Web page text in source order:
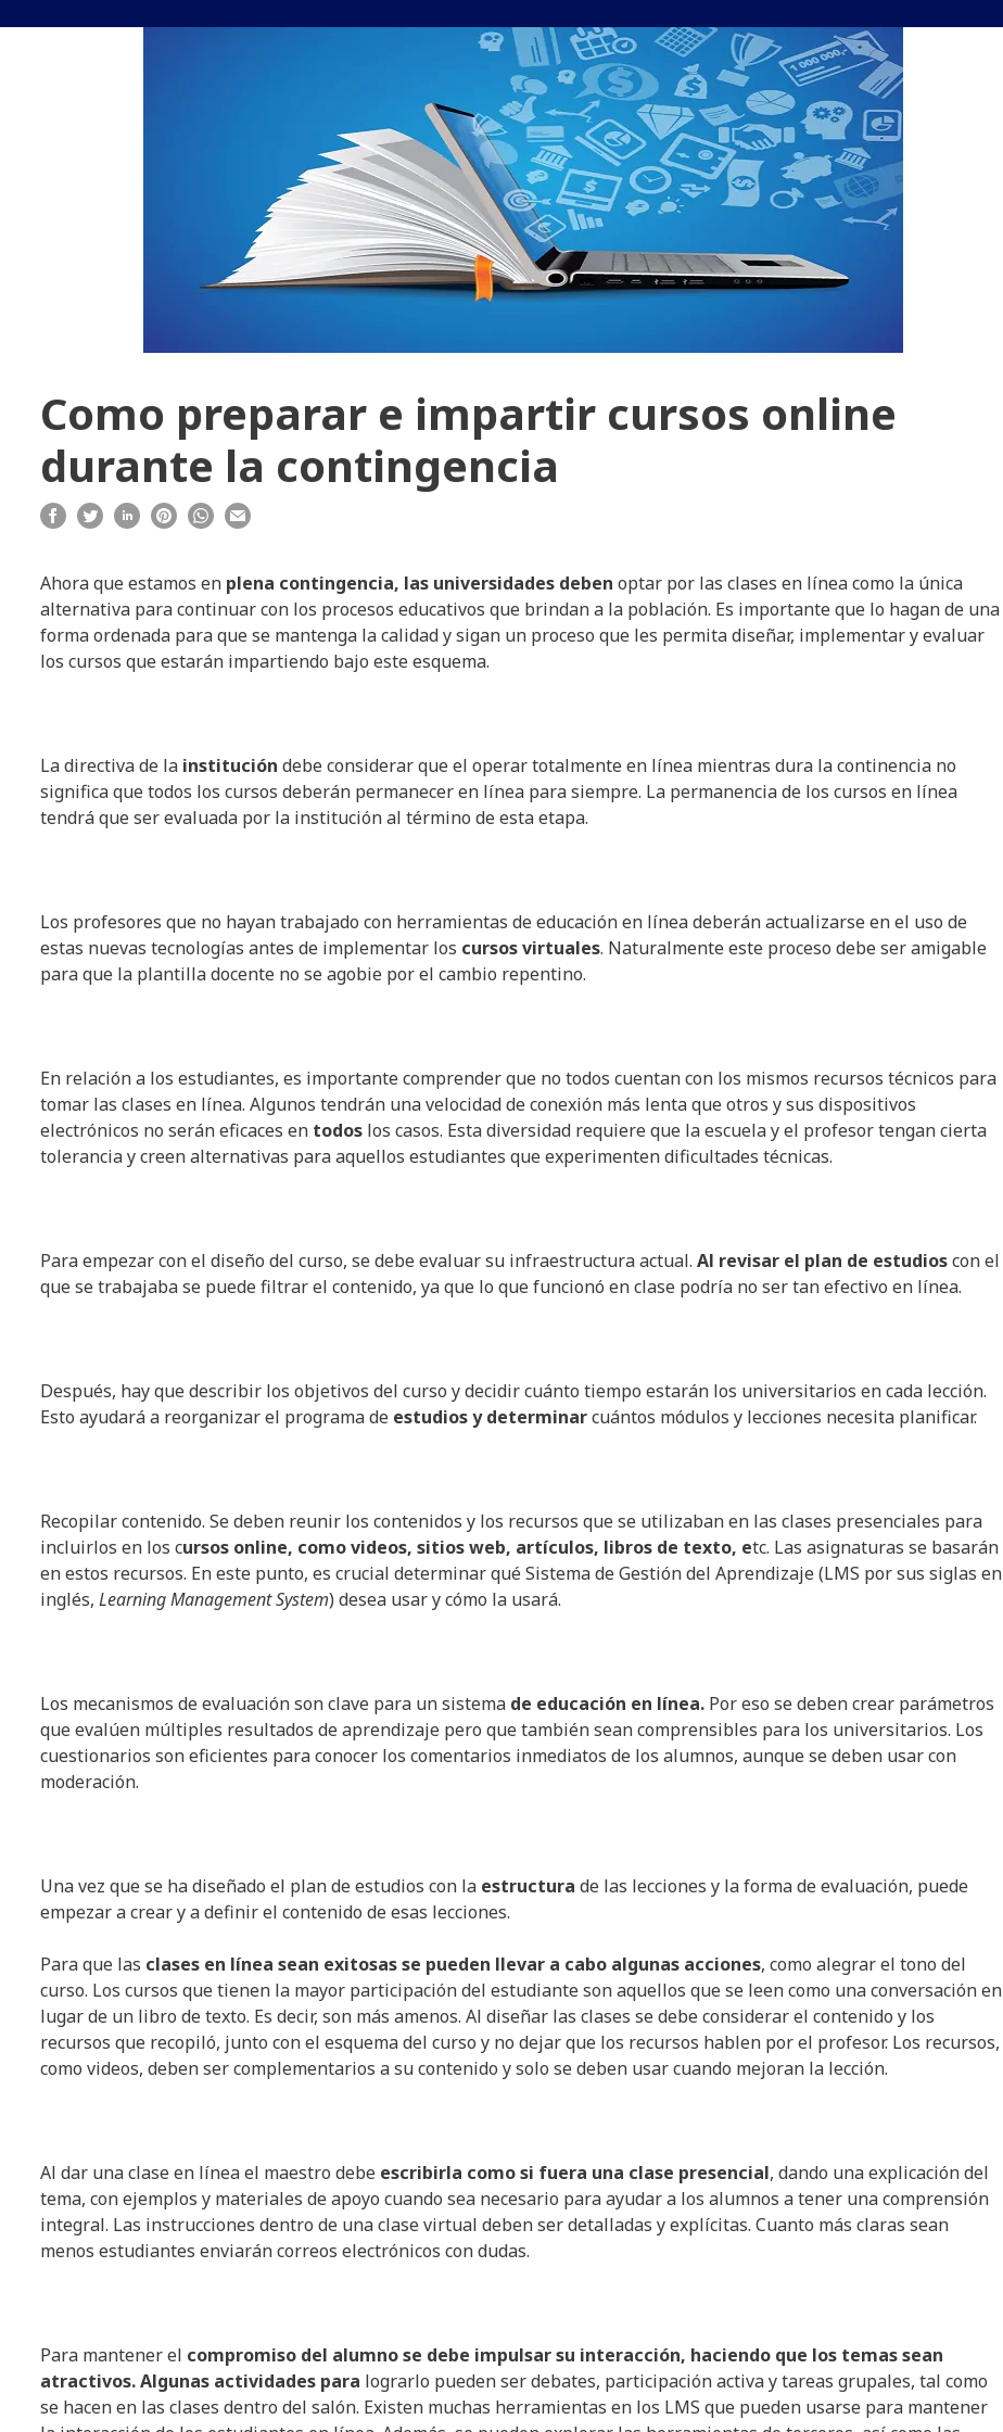
Como preparar e impartir cursos online
durante la contingencia
Ahora que estamos en plena contingencia, las universidades deben optar por las clases en línea como la única
alternativa para continuar con los procesos educativos que brindan a la población. Es importante que lo hagan de una
forma ordenada para que se mantenga la calidad y sigan un proceso que les permita diseñar, implementar y evaluar
los cursos que estarán impartiendo bajo este esquema.
La directiva de la institución debe considerar que el operar totalmente en línea mientras dura la continencia no
significa que todos los cursos deberán permanecer en línea para siempre. La permanencia de los cursos en línea
tendrá que ser evaluada por la institución al término de esta etapa.
Los profesores que no hayan trabajado con herramientas de educación en línea deberán actualizarse en el uso de
estas nuevas tecnologías antes de implementar los cursos virtuales. Naturalmente este proceso debe ser amigable
para que la plantilla docente no se agobie por el cambio repentino.
En relación a los estudiantes, es importante comprender que no todos cuentan con los mismos recursos técnicos para
tomar las clases en línea. Algunos tendrán una velocidad de conexión más lenta que otros y sus dispositivos
electrónicos no serán eficaces en todos los casos. Esta diversidad requiere que la escuela y el profesor tengan cierta
tolerancia y creen alternativas para aquellos estudiantes que experimenten dificultades técnicas.
Para empezar con el diseño del curso, se debe evaluar su infraestructura actual. Al revisar el plan de estudioscon el
que se trabajaba se puede filtrar el contenido, ya que lo que funcionó en clase podría no ser tan efectivo en línea.
Después, hay que describir los objetivos del curso y decidir cuánto tiempo estarán los universitarios en cada lección.
Esto ayudará a reorganizar el programa de estudios y determinarcuántos módulos y lecciones necesita planificar.
Recopilar contenido. Se deben reunir los contenidos y los recursos que se utilizaban en las clases presenciales para
incluirlos en los cursos online, como videos, sitios web, artículos, libros de texto, etc. Las asignaturas se basarán
en estos recursos. En este punto, es crucial determinar qué Sistema de Gestión del Aprendizaje (LMS por sus siglas en
inglés, Learning Management System) desea usar y cómo la usará.
Los mecanismos de evaluación son clave para un sistema de educación en línea. Por eso se deben crear parámetros
que evalúen múltiples resultados de aprendizaje pero que también sean comprensibles para los universitarios. Los
cuestionarios son eficientes para conocer los comentarios inmediatos de los alumnos, aunque se deben usar con
moderación.
Una vez que se ha diseñado el plan de estudios con la estructura de las lecciones y la forma de evaluación, puede
empezar a crear y a definir el contenido de esas lecciones.
Para que las clases en línea sean exitosas se pueden llevar a cabo algunas acciones, como alegrar el tono del
curso. Los cursos que tienen la mayor participación del estudiante son aquellos que se leen como una conversación en
lugar de un libro de texto. Es decir, son más amenos. Al diseñar las clases se debe considerar el contenido y los
recursos que recopiló, junto con el esquema del curso y no dejar que los recursos hablen por el profesor. Los recursos,
como videos, deben ser complementarios a su contenido y solo se deben usar cuando mejoran la lección.
Al dar una clase en línea el maestro debe escribirla como si fuera una clase presencial, dando una explicación del
tema, con ejemplos y materiales de apoyo cuando sea necesario para ayudar a los alumnos a tener una comprensión
integral. Las instrucciones dentro de una clase virtual deben ser detalladas y explícitas. Cuanto más claras sean
menos estudiantes enviarán correos electrónicos con dudas.
Para mantener el compromiso del alumno se debe impulsar su interacción, haciendo que los temas sean
atractivos. Algunas actividades para lograrlo pueden ser debates, participación activa y tareas grupales, tal como
se hacen en las clases dentro del salón. Existen muchas herramientas en los LMS que pueden usarse para mantener